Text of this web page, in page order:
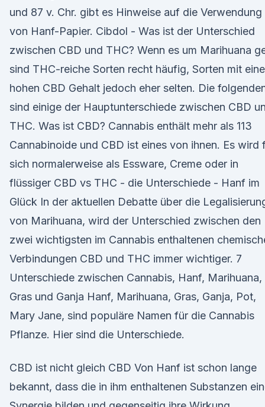
und 87 v. Chr. gibt es Hinweise auf die Verwendung
von Hanf-Papier. Cibdol - Was ist der Unterschied
zwischen CBD und THC? Wenn es um Marihuana
sind THC-reiche Sorten recht häufig, Sorten mit
hohen CBD Gehalt jedoch eher selten. Die
sind einige der Hauptunterschiede zwischen CBD
THC. Was ist CBD? Cannabis enthält mehr als 113
Cannabinoide und CBD ist eines von ihnen. Es wird
sich normalerweise als Essware, Creme oder in
flüssiger CBD vs THC - die Unterschiede - Hanf im
Glück In der aktuellen Debatte über die
von Marihuana, wird der Unterschied zwischen den
zwei wichtigsten im Cannabis enthaltenen
Verbindungen CBD und THC immer wichtiger. 7
Unterschiede zwischen Cannabis, Hanf, Marihuana,
Gras und Ganja Hanf, Marihuana, Gras, Ganja, Pot,
Mary Jane, sind populäre Namen für die Cannabis
Pflanze. Hier sind die Unterschiede.
CBD ist nicht gleich CBD Von Hanf ist schon lange
bekannt, dass die in ihm enthaltenen Substanzen